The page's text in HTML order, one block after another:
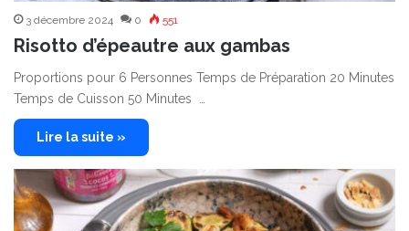
3 décembre 2024 0 551
Risotto d’épeautre aux gambas
Proportions pour 6 Personnes Temps de Préparation 20 Minutes
Temps de Cuisson 50 Minutes …
Lire la suite »